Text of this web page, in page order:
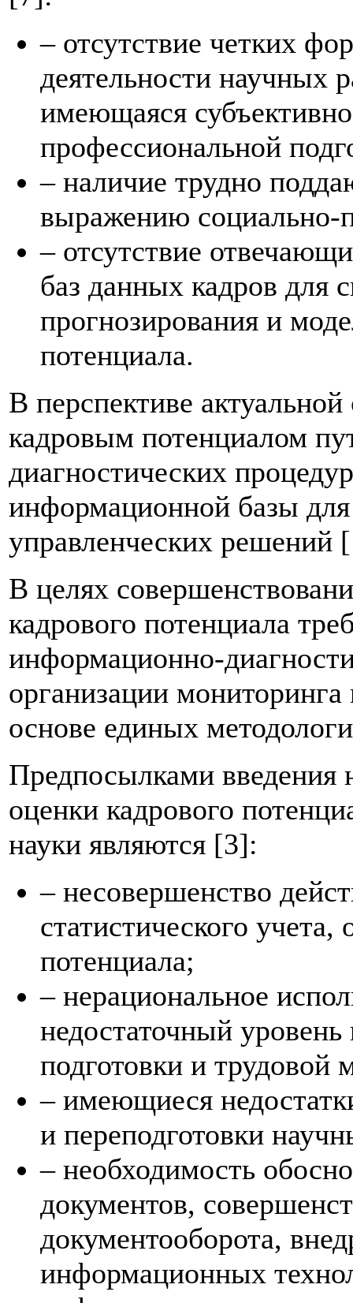
– отсутствие четких
деятельности научных
имеющаяся
профессиональной
– наличие трудно
выражению социально-
– отсутствие
баз данных кадров для
прогнозирования и
потенциала.
В перспективе
кадровым потенциалом
диагностических
информационной базы
управленческих решений
В целях
кадрового потенциала
информационно-
организации
основе единых
Предпосылками введения
оценки кадрового
науки являются [3]:
– несовершенство
статистического
потенциала;
– нерациональное
недостаточный
подготовки и трудовой
– имеющиеся
и переподготовки
– необходимость
документов,
документооборота,
информационных